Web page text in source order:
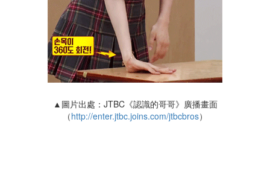
▲圖片出處：JTBC《認識的哥哥》廣播畫面
（http://enter.jtbc.joins.com/jtbcbros）